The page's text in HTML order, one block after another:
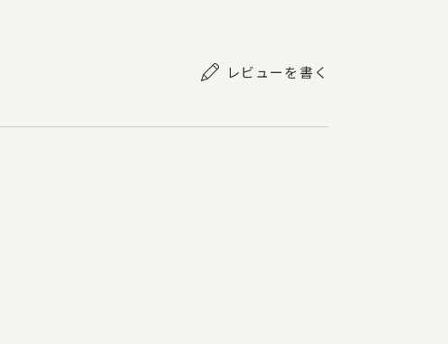
レビューを書く